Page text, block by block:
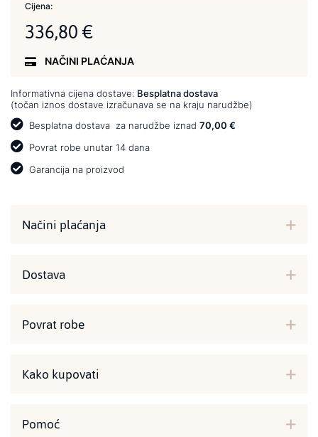
Cijena:
336,80 €
NAČINI PLAĆANJA
Informativna cijena dostave: Besplatna dostava
(točan iznos dostave izračunava se na kraju narudžbe)
Besplatna dostava za narudžbe iznad 70,00 €
Povrat robe unutar 14 dana
Garancija na proizvod
Načini plaćanja
Dostava
Povrat robe
Kako kupovati
Pomoć